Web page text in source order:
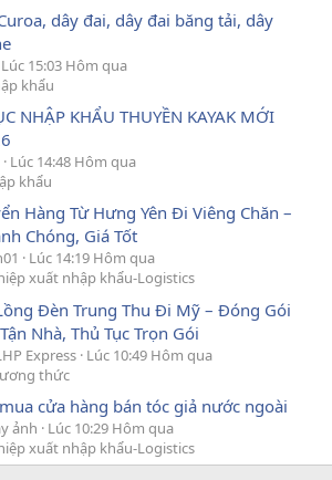
dây đai, dây đai băng tải, dây
Lúc 15:03 Hôm qua
khẩu
NHẬP KHẨU THUYỀN KAYAK MỚI
Lúc 14:48 Hôm qua
khẩu
Hàng Từ Hưng Yên Đi Viêng Chăn –
Chóng, Giá Tốt
Lúc 14:19 Hôm qua
xuất nhập khẩu-Logistics
Đèn Trung Thu Đi Mỹ – Đóng Gói
Nhà, Thủ Tục Trọn Gói
Express Lúc 10:49 Hôm qua
thức
cửa hàng bán tóc giả nước ngoài
ảnh
Lúc 10:29 Hôm qua
xuất nhập khẩu-Logistics